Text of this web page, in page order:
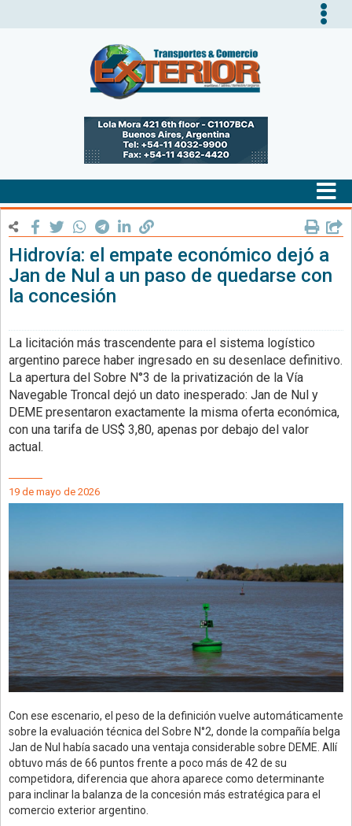
Hidrovía: el empate económico dejó a
Jan de Nul a un paso de quedarse con
la concesión
La licitación más trascendente para el sistema logístico
argentino parece haber ingresado en su desenlace definitivo.
La apertura del Sobre N°3 de la privatización de la Vía
Navegable Troncal dejó un dato inesperado: Jan de Nul y
DEME presentaron exactamente la misma oferta económica,
con una tarifa de US$ 3,80, apenas por debajo del valor
actual.
19 de mayo de 2026
Con ese escenario, el peso de la definición vuelve automáticamente
sobre la evaluación técnica del Sobre N°2, donde la compañía belga
Jan de Nul había sacado una ventaja considerable sobre DEME. Allí
obtuvo más de 66 puntos frente a poco más de 42 de su
competidora, diferencia que ahora aparece como determinante
para inclinar la balanza de la concesión más estratégica para el
comercio exterior argentino.